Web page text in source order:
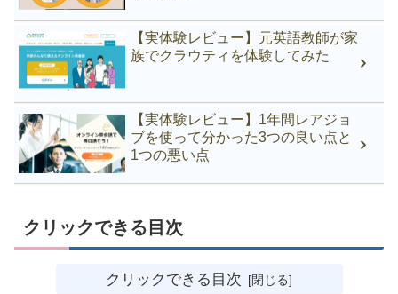
【実体験レビュー】元英語教師が家
族でクラウティを体験してみた
【実体験レビュー】1年間レアジョ
ブを使って分かった3つの良い点と
1つの悪い点
クリックできる目次
クリックできる目次